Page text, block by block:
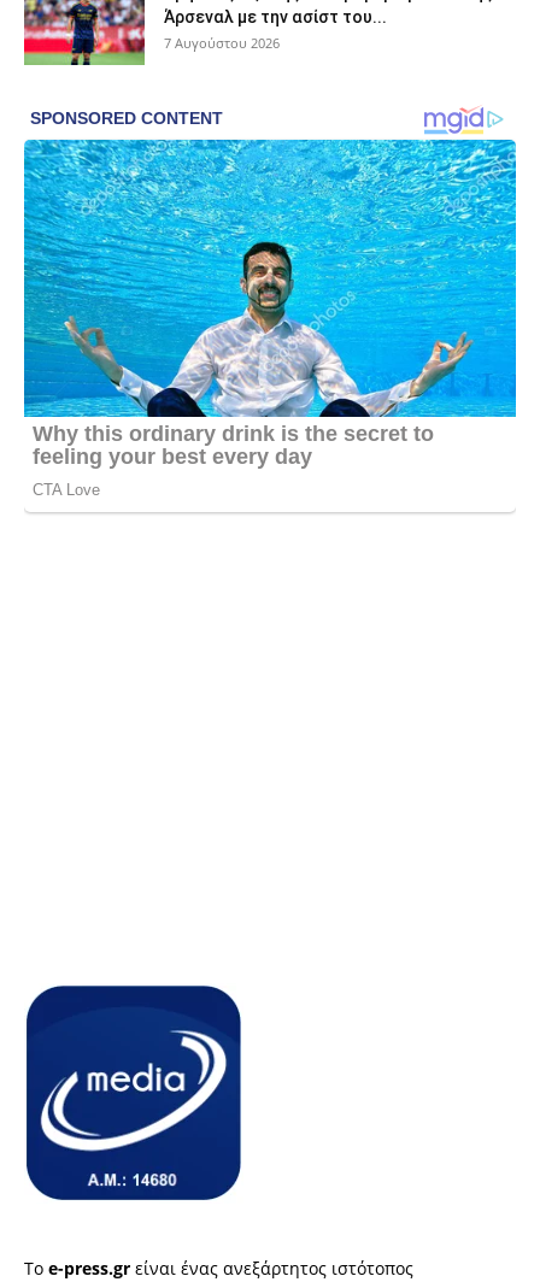
Άρσεναλ με την ασίστ του...
7 Αυγούστου 2026
Το e-press.gr είναι ένας ανεξάρτητος ιστότοπος